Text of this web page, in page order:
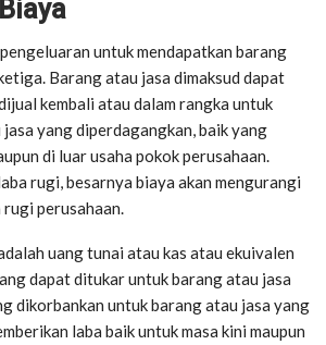
untuk mendapatkan barang
Barang atau jasa dimaksud dapat
kembali atau dalam rangka untuk
yang diperdagangkan, baik yang
di luar usaha pokok perusahaan.
rugi, besarnya biaya akan mengurangi
rugi perusahaan.
uang tunai atau kas atau ekuivalen
dapat ditukar untuk barang atau jasa
dikorbankan untuk barang atau jasa yang
laba baik untuk masa kini maupun